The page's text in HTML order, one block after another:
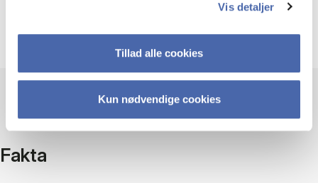
Vis detaljer
Tillad alle cookies
Kun nødvendige cookies
kursuskoordinator.
Fakta